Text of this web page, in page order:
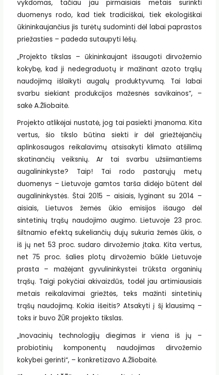
vykdomas, tačiau jau pirmaisiais metais surinkti
duomenys rodo, kad tiek tradiciškai, tiek ekologiškai
ūkininkaujančius jis turėtų sudominti dėl labai paprastos
priežasties – padeda sutaupyti lėšų.
„Projekto tikslas – ūkininkaujant išsaugoti dirvožemio
kokybę, kad ji nedegraduotų ir mažinant azoto trąšų
naudojimą išlaikyti augalų produktyvumą. Tai labai
svarbu siekiant produkcijos mažesnės savikainos“, –
sakė A.Žliobaitė.
Projekto atlikėjai nustatė, jog tai pasiekti įmanoma. Kita
vertus, šio tikslo būtina siekti ir dėl griežtėjančių
aplinkosaugos reikalavimų atsisakyti klimato atšilimą
skatinančių veiksnių. Ar tai svarbu užsiimantiems
augalininkyste? Taip! Tai rodo pastarųjų metų
duomenys – Lietuvoje gamtos tarša didėjo būtent dėl
augalininkystės. Štai 2015 – aisiais, lyginant su 2014 –
aisiais, Lietuvos žemės ūkio emisijos išaugo dėl
sintetinių trąšų naudojimo augimo. Lietuvoje 23 proc.
šiltnamio efektą sukeliančių dujų sukuria žemės ūkis, o
iš jų net 53 proc. sudaro dirvožemio įtaka. Kita vertus,
net 75 proc. šalies plotų dirvožemio būklė Lietuvoje
prasta – mažėjant gyvulininkystei trūksta organinių
trąšų. Taigi pokyčiai akivaizdūs, todėl jau artimiausiais
metais reikalavimai griežtės, teks mažinti sintetinių
trąšų naudojimą. Kokia išeitis? Atsakyti į šį klausimą –
toks ir buvo ŽŪR projekto tikslas.
„Inovacinių technologijų diegimas ir viena iš jų –
probiotinių komponentų naudojimas dirvožemio
kokybei gerinti“, – konkretizavo A.Žliobaitė.